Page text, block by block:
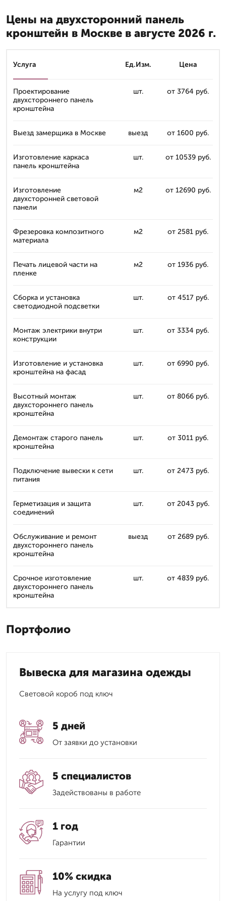
Цены на двухсторонний панель
кронштейн в Москве в августе 2026 г.
Услуга Ед.Изм. Цена
Проектирование
двухстороннего панель
кронштейна
шт. от 3764 руб.
Выезд замерщика в Москве выезд от 1600 руб.
Изготовление каркаса
панель кронштейна
шт. от 10539 руб.
Изготовление
двухсторонней световой
панели
м2 от 12690 руб.
Фрезеровка композитного
материала
м2 от 2581 руб.
Печать лицевой части на
пленке
м2 от 1936 руб.
Сборка и установка
светодиодной подсветки
шт. от 4517 руб.
Монтаж электрики внутри
конструкции
шт. от 3334 руб.
Изготовление и установка
кронштейна на фасад
шт. от 6990 руб.
Высотный монтаж
двухстороннего панель
кронштейна
шт. от 8066 руб.
Демонтаж старого панель
кронштейна
шт. от 3011 руб.
Подключение вывески к сети
питания
шт. от 2473 руб.
Герметизация и защита
соединений
шт. от 2043 руб.
Обслуживание и ремонт
двухстороннего панель
кронштейна
выезд от 2689 руб.
Срочное изготовление
двухстороннего панель
кронштейна
шт. от 4839 руб.
Портфолио
Вывеска для магазина одежды
Световой короб под ключ
5 дней
От заявки до установки
5 специалистов
Задействованы в работе
1 год
Гарантии
10% скидка
На услугу под ключ